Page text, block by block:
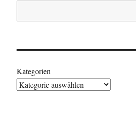
Kategorien